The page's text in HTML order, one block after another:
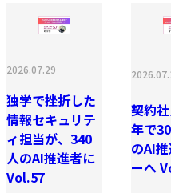
2026.07.29
独学で挫折した
情報セキュリテ
ィ担当が、340
人のAI推進者に
Vol.57
契約
年で
のAI
ーへ